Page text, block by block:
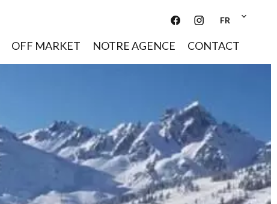
FR
OFF MARKET NOTRE AGENCE CONTACT